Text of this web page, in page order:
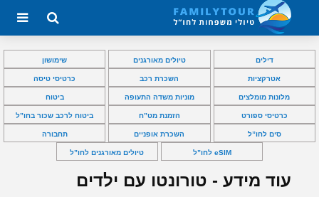
דילים טיולים מאורגנים שימושון
אטרקציות השכרת רכב כרטיסי טיסה
מלונות מומלצים מוניות משדה התעופה ביטוח
כרטיסי ספורט הזמנת מט”ח ביטוח לרכב שכור בחו”ל
סים לחו”ל השכרת אופניים תחבורה
eSIM לחו”ל טיולים מאורגנים לחו”ל
עוד מידע - טורונטו עם ילדים